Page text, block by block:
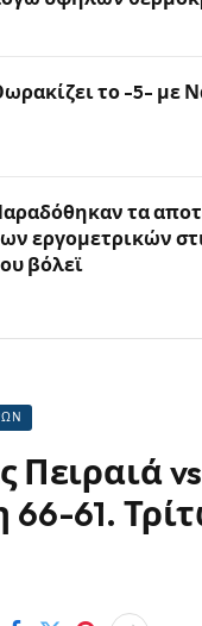
το -5- με
τα
εργομετρικών
βόλεϊ
Πειραιά vs
61.